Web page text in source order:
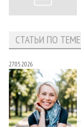
СТАТЬИ ПО ТЕМЕ
27.05.2026